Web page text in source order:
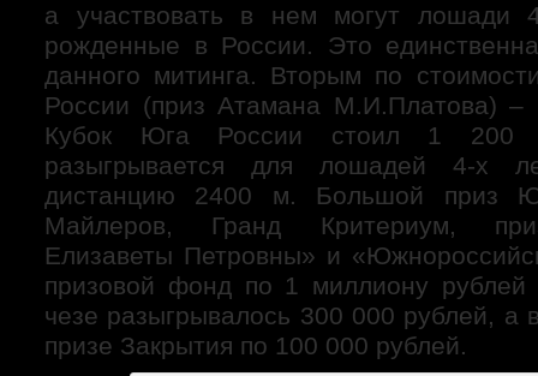
а участвовать в нем могут лошади
рожденные в России. Это
данного митинга. Вторым по
России (приз Атамана М.И.Платова) –
Кубок Юга России стоил 1 200
разыгрывается для лошадей 4-х
дистанцию 2400 м. Большой приз
Майлеров, Гранд Критериум,
Елизаветы Петровны» и
призовой фонд по 1 миллиону рублей
чезе разыгрывалось 300 000 рублей, а
призе Закрытия по 100 000 рублей.